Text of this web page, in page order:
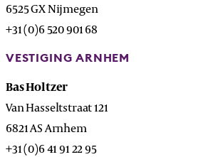
6525 GX Nijmegen
+31 (0)6 520 901 68
VESTIGING ARNHEM
Bas Holtzer
Van Hasseltstraat 121
6821 AS Arnhem
+31 (0)6 41 91 22 95